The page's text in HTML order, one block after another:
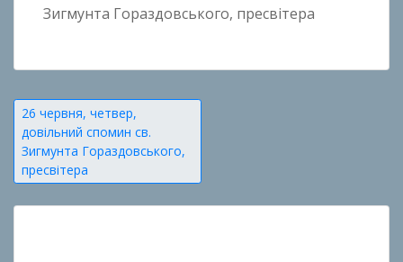
Зигмунта Гораздовського, пресвітера
Навігація
записів
26 червня, четвер,
довільний спомин св.
Зигмунта Гораздовського,
пресвітера